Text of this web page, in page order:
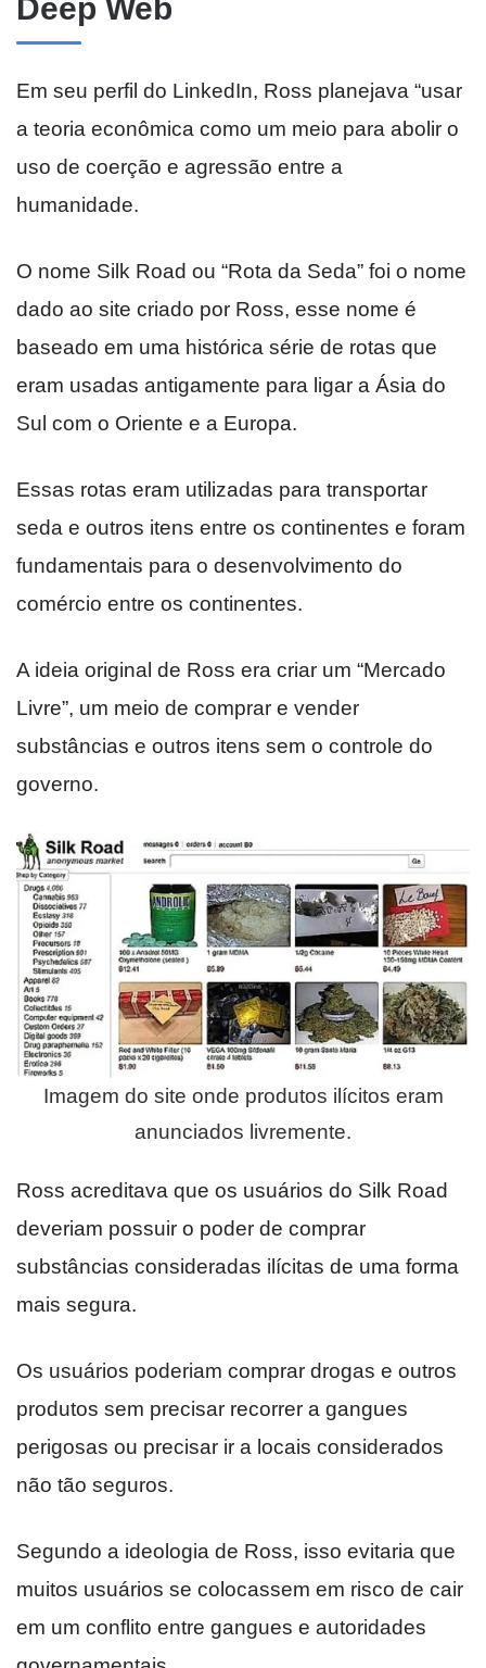
Deep Web
Em seu perfil do LinkedIn, Ross planejava “usar
a teoria econômica como um meio para abolir o
uso de coerção e agressão entre a
humanidade.
O nome Silk Road ou “Rota da Seda” foi o nome
dado ao site criado por Ross, esse nome é
baseado em uma histórica série de rotas que
eram usadas antigamente para ligar a Ásia do
Sul com o Oriente e a Europa.
Essas rotas eram utilizadas para transportar
seda e outros itens entre os continentes e foram
fundamentais para o desenvolvimento do
comércio entre os continentes.
A ideia original de Ross era criar um “Mercado
Livre”, um meio de comprar e vender
substâncias e outros itens sem o controle do
governo.
Imagem do site onde produtos ilícitos eram
anunciados livremente.
Ross acreditava que os usuários do Silk Road
deveriam possuir o poder de comprar
substâncias consideradas ilícitas de uma forma
mais segura.
Os usuários poderiam comprar drogas e outros
produtos sem precisar recorrer a gangues
perigosas ou precisar ir a locais considerados
não tão seguros.
Segundo a ideologia de Ross, isso evitaria que
muitos usuários se colocassem em risco de cair
em um conflito entre gangues e autoridades